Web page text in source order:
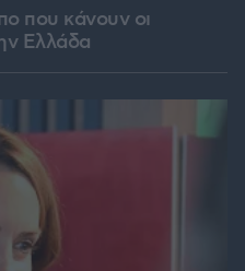
που κάνουν οι
Ελλάδα